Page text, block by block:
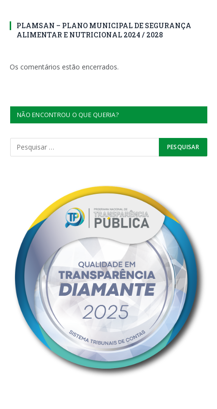
PLAMSAN – PLANO MUNICIPAL DE SEGURANÇA
ALIMENTAR E NUTRICIONAL 2024 / 2028
Os comentários estão encerrados.
NÃO ENCONTROU O QUE QUERIA?